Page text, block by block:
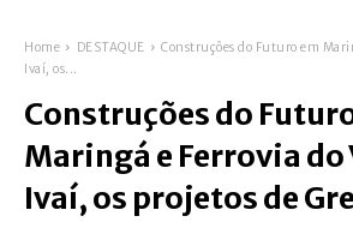
Home DESTAQUE
Construções do Futuro em
Ivaí, os...
Construções do
Maringá e Ferrovia do
Ivaí, os projetos de